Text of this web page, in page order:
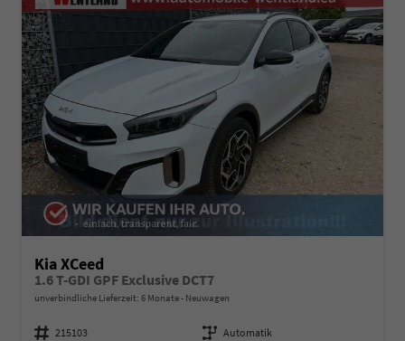
Kia XCeed
1.6 T-GDI GPF Exclusive DCT7
unverbindliche Lieferzeit: 6 Monate Neuwagen
Fahrzeugnummer 215103 Getriebe Automatik